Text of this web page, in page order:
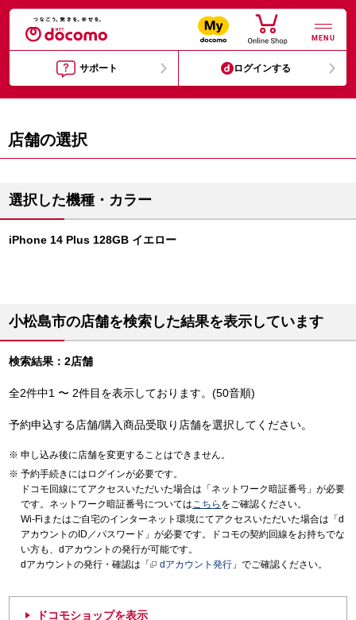
MENU
サポート ログインする
店舗の選択
選択した機種・カラー
iPhone 14 Plus 128GB イエロー
小松島市の店舗を検索した結果を表示しています
検索結果：2店舗
全2件中1 〜 2件目を表示しております。(50音順)
予約申込する店舗/購入商品受取り店舗を選択してください。
申し込み後に店舗を変更することはできません。
予約手続きにはログインが必要です。
ドコモ回線にてアクセスいただいた場合は「ネットワーク暗証番号」が必要
です。ネットワーク暗証番号についてはこちら をご確認ください。
Wi-Fiまたはご自宅のインターネット環境にてアクセスいただいた場合は「d
アカウントのID／パスワード」が必要です。ドコモの契約回線をお持ちでな
い方も、dアカウントの発行が可能です。
dアカウントの発行・確認は「
dアカウント発行 」でご確認ください。
ドコモショップを表示